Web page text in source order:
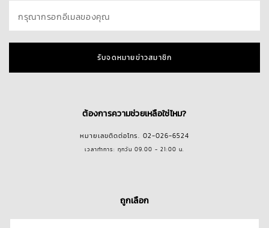
กรุณากรอกอีเมลของคุณ
รับจดหมายข่าวสมาชิก
ต้องการความช่วยเหลือใช่ไหม?
หมายเลขติดต่อโทร. 02-026-6524
เวลาทำการ: ทุกวัน 09.00 - 21:00 น.
ถูกเลือก